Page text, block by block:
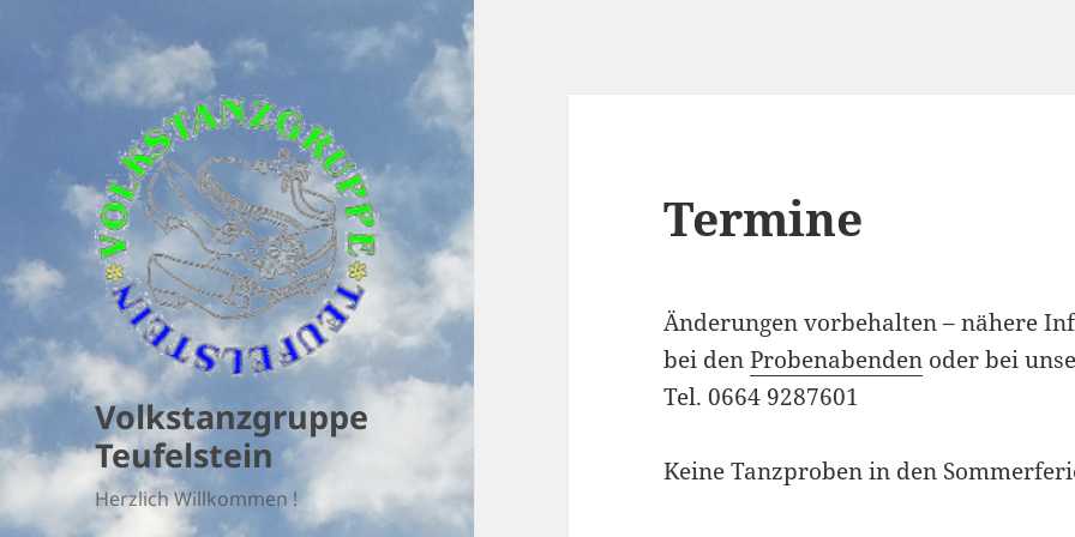
Volkstanzgruppe
Teufelstein
Herzlich Willkommen !
Termine
Änderungen vorbehalten – nähere
bei denProbenabenden oder bei
Tel. 0664 9287601
Keine Tanzproben in den